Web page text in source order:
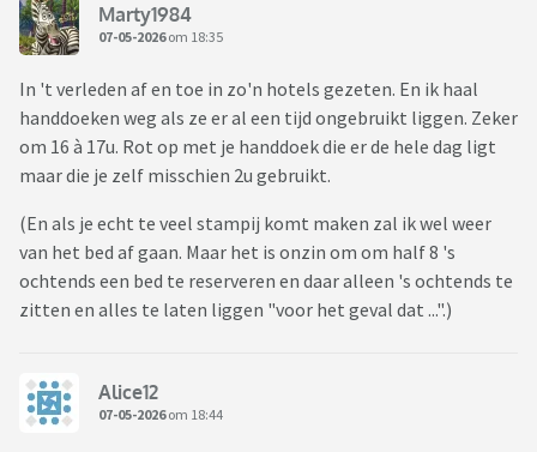
Marty1984
07-05-2026om 18:35
In 't verleden af en toe in zo'n hotels gezeten. En ik haal
handdoeken weg als ze er al een tijd ongebruikt liggen. Zeker
om 16 à 17u. Rot op met je handdoek die er de hele dag ligt
maar die je zelf misschien 2u gebruikt.
(En als je echt te veel stampij komt maken zal ik wel weer
van het bed af gaan. Maar het is onzin om om half 8 's
ochtends een bed te reserveren en daar alleen 's ochtends te
zitten en alles te laten liggen "voor het geval dat ...".)
Alice12
07-05-2026om 18:44